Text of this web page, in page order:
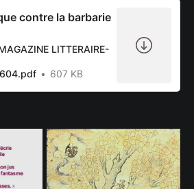
contre la barbarie
LITTERAIRE-
607 KB